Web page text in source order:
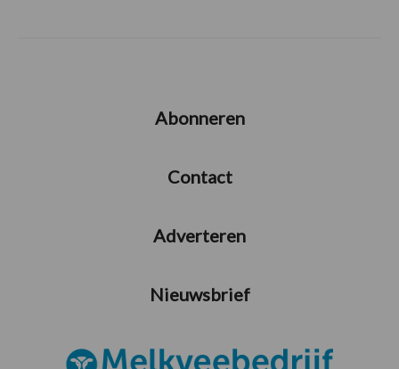
Abonneren
Contact
Adverteren
Nieuwsbrief